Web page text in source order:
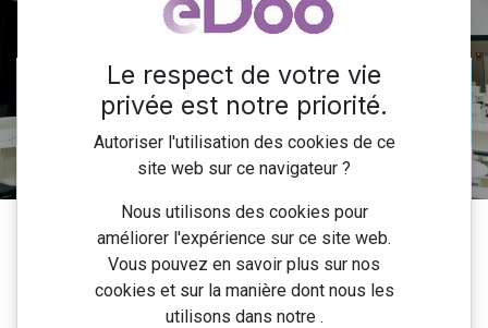
Les inscriptions sont
Inscriptions terminées
Révolutionnez votre
comptabilité avec
Odoo !
Le respect de votre vie
privée est notre priorité.
Autoriser l'utilisation des cookies de ce
site web sur ce navigateur ?
Nous utilisons des cookies pour
améliorer l'expérience sur ce site web.
Vous pouvez en savoir plus sur nos
cookies et sur la manière dont nous les
utilisons dans notre .